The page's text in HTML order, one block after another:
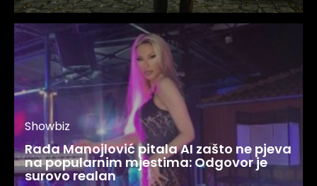
Showbiz
Rada Manojlović pitala AI zašto ne pjeva
na popularnim mjestima: Odgovor je
surovo realan